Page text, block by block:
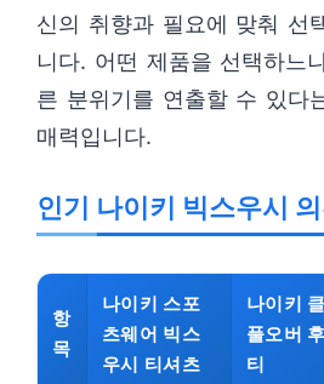
신의 취향과 필요에 맞춰 선
니다. 어떤 제품을 선택하느
른 분위기를 연출할 수 있다
매력입니다.
인기 나이키 빅스우시
항
목
나이키 스포
츠웨어 빅스
우시 티셔츠
나이키
풀오버
티